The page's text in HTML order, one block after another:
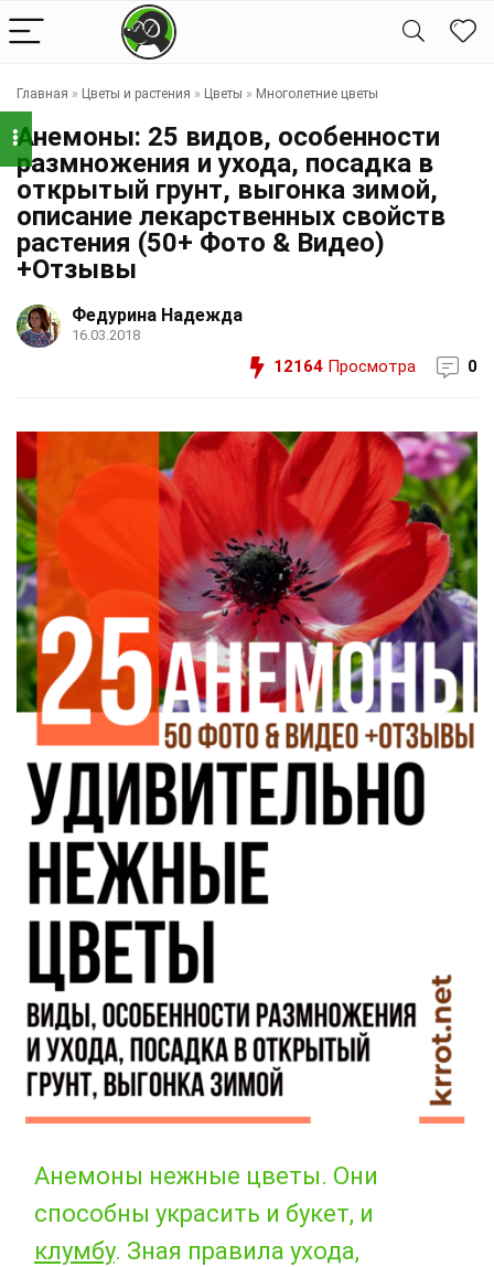
Главная » Цветы и растения » Цветы » Многолетние цветы
Анемоны: 25 видов, особенности
размножения и ухода, посадка в
открытый грунт, выгонка зимой,
описание лекарственных свойств
растения (50+ Фото & Видео)
+Отзывы
Федурина Надежда
16.03.2018
12164 Просмотра 0
Анемоны нежные цветы. Они
способны украсить и букет, и
клумбу. Зная правила ухода,